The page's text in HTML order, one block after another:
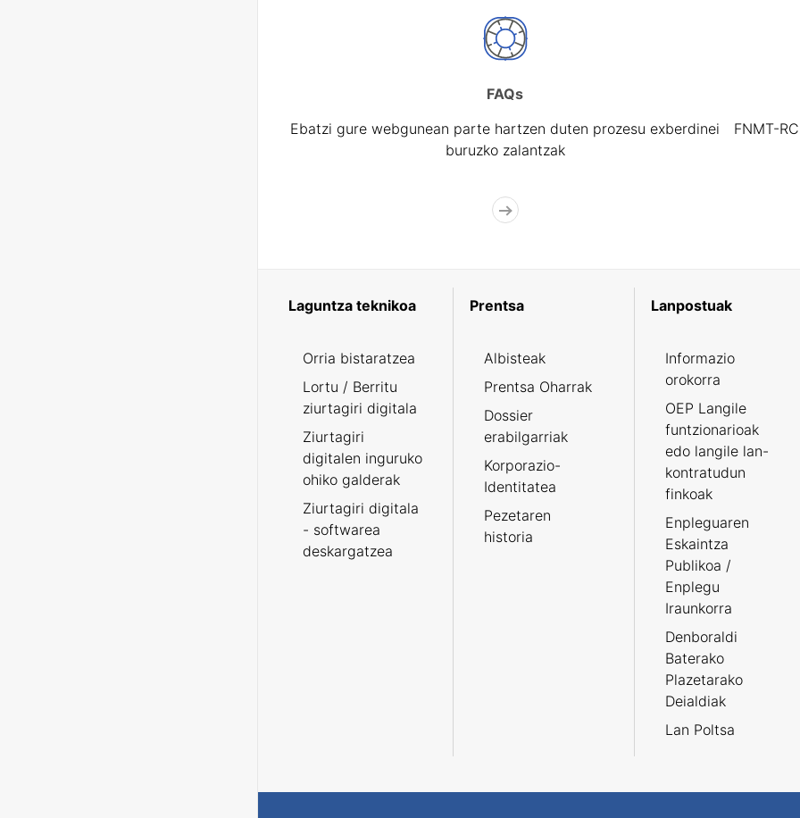
FAQs
Ebatzi gure webgunean parte hartzen duten prozesu exberdinei
buruzko zalantzak
FNMT-
Laguntza teknikoa
Orria bistaratzea
Lortu / Berritu
ziurtagiri digitala
Ziurtagiri
digitalen inguruko
ohiko galderak
Ziurtagiri digitala
- softwarea
deskargatzea
Prentsa
Albisteak
Prentsa Oharrak
Dossier
erabilgarriak
Korporazio-
Identitatea
Pezetaren
historia
Lanpostuak
Informazio
orokorra
OEP Langile
funtzionarioak
edo langile lan-
kontratudun
finkoak
Enpleguaren
Eskaintza
Publikoa /
Enplegu
Iraunkorra
Denboraldi
Baterako
Plazetarako
Deialdiak
Lan Poltsa